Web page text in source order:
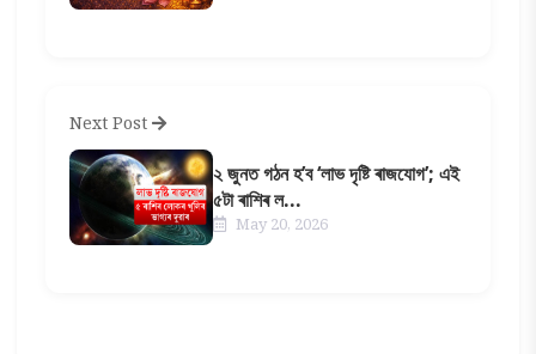
Next Post
২ জুনত গঠন হ’ব ‘লাভ দৃষ্টি ৰাজযোগ’; এই
৫টা ৰাশিৰ ল...
May 20, 2026